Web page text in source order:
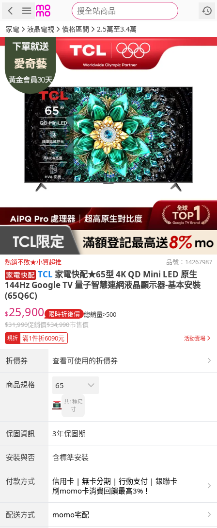
搜全站商品
商品 評價 詳情
家電 液晶電視 價格區間 2.5萬至3.4萬
熱銷不敗★小資超推 品號： 14267987
TCL 家電快配★65型 4K QD Mini LED 原生
144Hz Google TV 量子智慧連網液晶顯示器-基本安裝
(65Q6C)
$25,900 限時折後價 總銷量>500
$31,990促銷價$34,990市售價
現折 滿1件折6090元 活動賣場
折價券 查看可使用的折價券
商品規格 65
共1種尺
寸
保固資訊 3年保固期
安裝與否 含標準安裝
付款方式
信用卡 | 無卡分期 | 行動支付 | 銀聯卡
刷momo卡消費回饋最高3%！
配送方式 momo宅配